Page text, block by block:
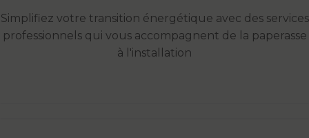
Simplifiez votre transition énergétique avec des services
professionnels qui vous accompagnent de la paperasse
à l'installation